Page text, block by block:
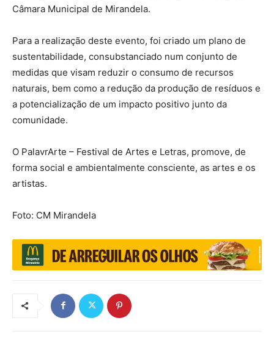
Câmara Municipal de Mirandela.
Para a realização deste evento, foi criado um plano de
sustentabilidade, consubstanciado num conjunto de
medidas que visam reduzir o consumo de recursos
naturais, bem como a redução da produção de resíduos e
a potencialização de um impacto positivo junto da
comunidade.
O PalavrArte – Festival de Artes e Letras, promove, de
forma social e ambientalmente consciente, as artes e os
artistas.
Foto: CM Mirandela